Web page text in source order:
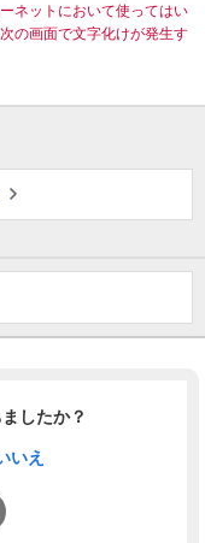
ネットにおいて使ってはい
の画面で文字化けが発生す
したか？
いえ